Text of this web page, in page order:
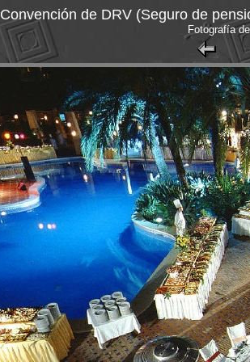
Convención de DRV (Seguro de
Fotografía